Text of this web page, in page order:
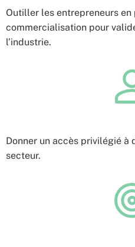
Outiller les entrepreneurs
commercialisation pour
l’industrie.
Donner un accès privilégié à
secteur.